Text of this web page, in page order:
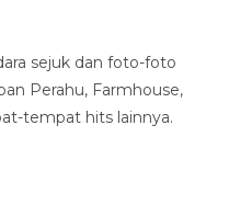
sejuk dan foto-foto
Perahu, Farmhouse,
tempat hits lainnya.